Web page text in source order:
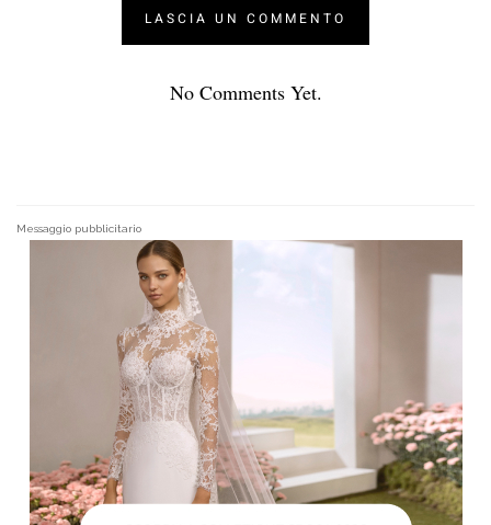
No Comments Yet.
Messaggio pubblicitario